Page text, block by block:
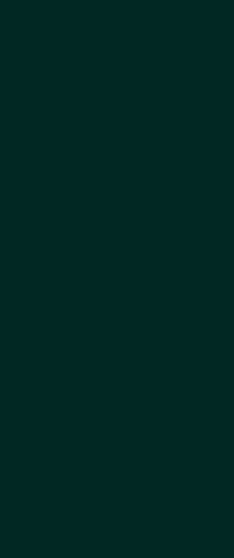
villes comme Sydney,
chinoises où le nom
dans les cultures chinoises, les
significations, tandis que les
et peut avoir plusieurs
unes :
de noms en mandarin.
parfois être confondue avec
les Hokkien et Teochew.
chinois.
cantonais.
en fonction des
le cantonais) et des dialectes